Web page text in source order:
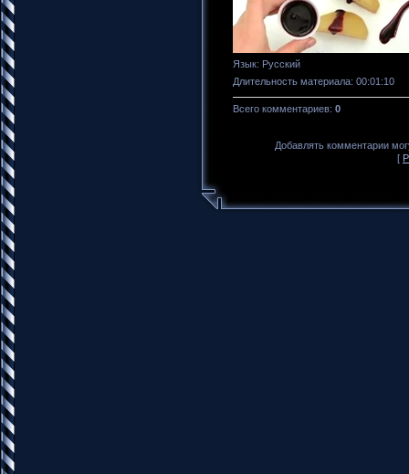
Язык: Русский
Длительность материала: 00:01:10
Всего комментариев: 0
Добавлять комментарии
[